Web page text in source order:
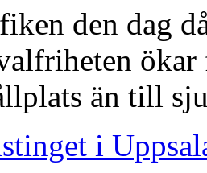
den dag
än till
i